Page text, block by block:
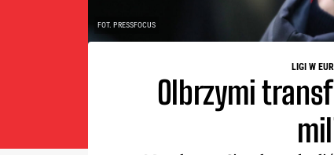
FOT. PRESSFOCUS
LIGI W
Olbrzymi